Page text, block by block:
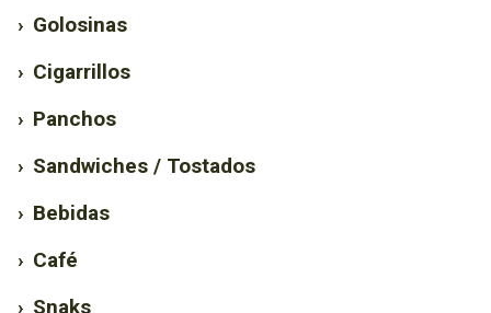
› Golosinas
› Cigarrillos
› Panchos
› Sandwiches / Tostados
› Bebidas
› Café
› Snaks